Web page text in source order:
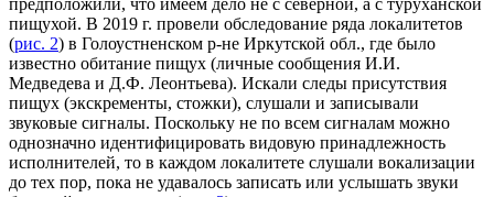
предположили, что имеем дело не с северной, а с туруханской
пищухой. В 2019 г. провели обследование ряда локалитетов
(рис. 2) в Голоустненском р-не Иркутской обл., где было
известно обитание пищух (личные сообщения И.И.
Медведева и Д.Ф. Леонтьева). Искали следы присутствия
пищух (экскременты, стожки), слушали и записывали
звуковые сигналы. Поскольку не по всем сигналам можно
однозначно идентифицировать видовую принадлежность
исполнителей, то в каждом локалитете слушали вокализации
до тех пор, пока не удавалось записать или услышать звуки